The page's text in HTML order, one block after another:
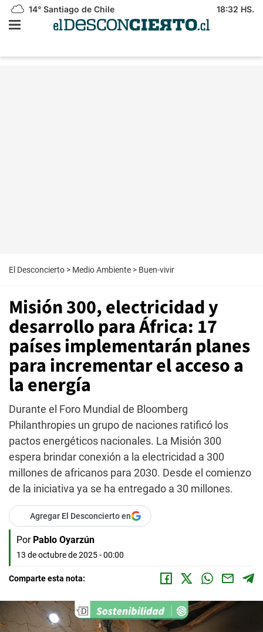
14° Santiago de Chile 18:32 HS.
El Desconcierto > Medio Ambiente > Buen-vivir
Misión 300, electricidad y
desarrollo para África: 17
países implementarán planes
para incrementar el acceso a
la energía
Durante el Foro Mundial de Bloomberg
Philanthropies un grupo de naciones ratificó los
pactos energéticos nacionales. La Misión 300
espera brindar conexión a la electricidad a 300
millones de africanos para 2030. Desde el comienzo
de la iniciativa ya se ha entregado a 30 millones.
Agregar El Desconcierto en
Por Pablo Oyarzún
13 de octubre de 2025 - 00:00
Comparte esta nota: